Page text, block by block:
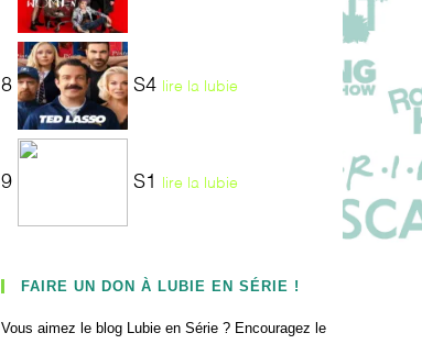
8 S4 lire la lubie
9 S1 lire la lubie
FAIRE UN DON À LUBIE EN SÉRIE !
Vous aimez le blog Lubie en Série ? Encouragez le